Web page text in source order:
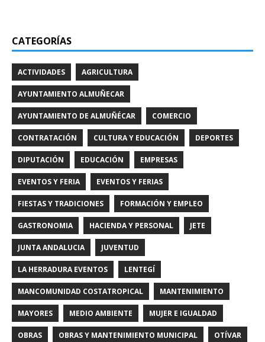
CATEGORÍAS
ACTIVIDADES AGRICULTURA
AYUNTAMIENTO ALMUÑECAR
AYUNTAMIENTO DE ALMUÑÉCAR COMERCIO
CONTRATACIÓN CULTURA Y EDUCACIÓN DEPORTES
DIPUTACIÓN EDUCACIÓN EMPRESAS
EVENTOS Y FERIA EVENTOS Y FERIAS
FIESTAS Y TRADICIONES FORMACIÓN Y EMPLEO
GASTRONOMIA HACIENDA Y PERSONAL JETE
JUNTA ANDALUCIA JUVENTUD
LA HERRADURA EVENTOS LENTEGÍ
MANCOMUNIDAD COSTATROPICAL MANTENIMIENTO
MAYORES MEDIO AMBIENTE MUJER E IGUALDAD
OBRAS OBRAS Y MANTENIMIENTO MUNICIPAL OTÍVAR